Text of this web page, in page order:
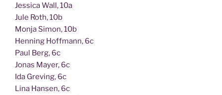
Jes­si­ca Wall, 10a
Jule Roth, 10b
Mon­ja Simon, 10b
Hen­ning Hoff­mann, 6c
Paul Berg, 6c
Jonas May­er, 6c
Ida Gre­ving, 6c
Lina Han­sen, 6c